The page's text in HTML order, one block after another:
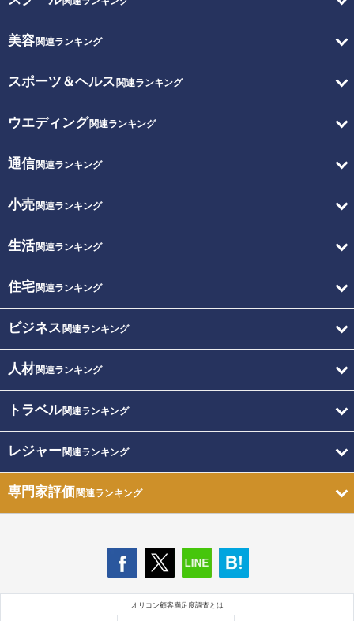
美容関連ランキング
スポーツ＆ヘルス 関連ランキング
ウエディング関連ランキング
通信関連ランキング
小売関連ランキング
生活関連ランキング
住宅関連ランキング
ビジネス 関連ランキング
人材関連ランキング
トラベル関連ランキング
レジャー関連ランキング
専門家評価関連ランキング
オリコン顧客満足度調査とは